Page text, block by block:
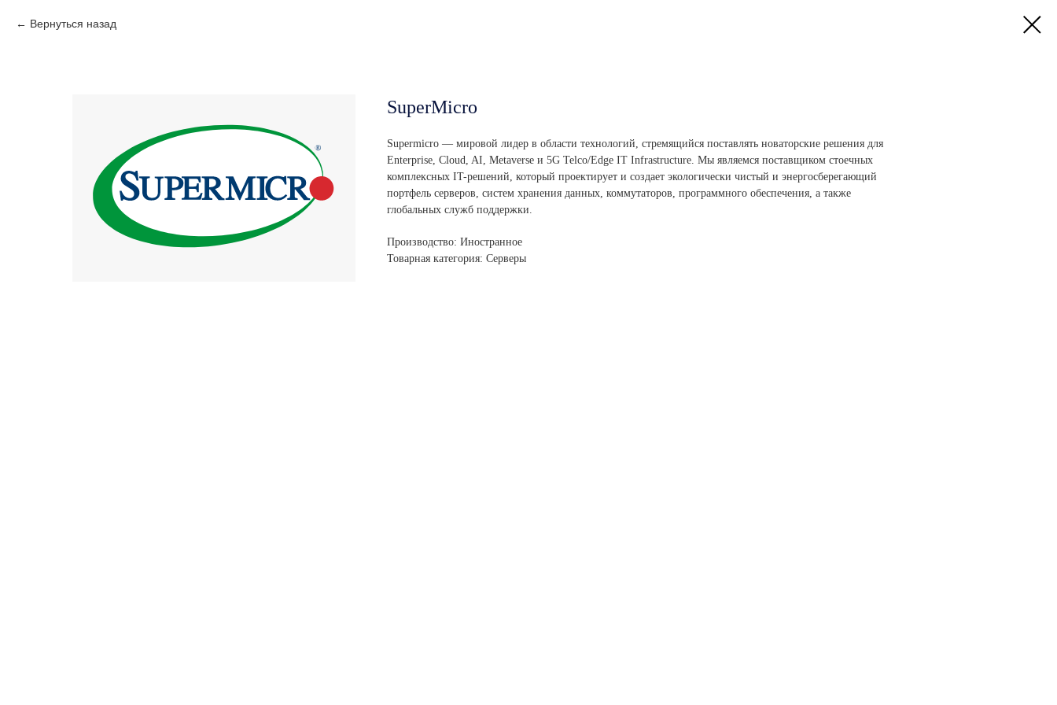
Вернуться назад
SuperMicro
Supermicro — мировой лидер в области технологий, стремящийся поставлять новаторские решения для
Enterprise, Cloud, AI, Metaverse и 5G Telco/Edge IT Infrastructure. Мы являемся поставщиком стоечных
комплексных IT-решений, который проектирует и создает экологически чистый и энергосберегающий
портфель серверов, систем хранения данных, коммутаторов, программного обеспечения, а также
глобальных служб поддержки.
Производство: Иностранное
Товарная категория: Серверы